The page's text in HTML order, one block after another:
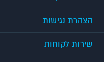
הצהרת נגישות
שירות לקוחות